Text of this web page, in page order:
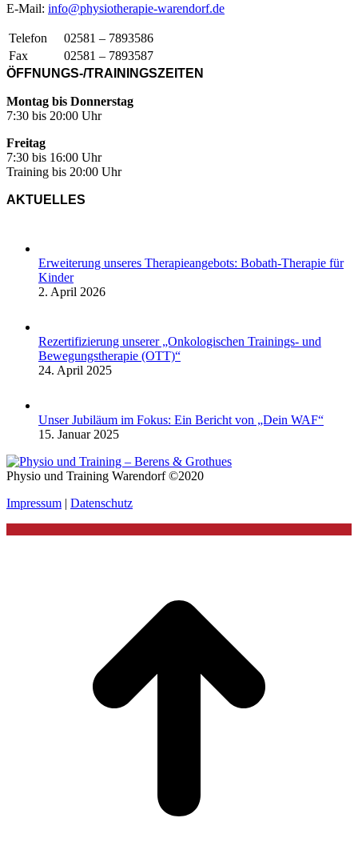
E-Mail: info@physiotherapie-warendorf.de
Telefon
02581 – 7893586
Fax
02581 – 7893587
ÖFFNUNGS-/TRAININGSZEITEN
Montag bis Donnerstag
7:30 bis 20:00 Uhr
Freitag
7:30 bis 16:00 Uhr
Training bis 20:00 Uhr
AKTUELLES
Erweiterung unseres Therapieangebots: Bobath-Therapie für
Kinder
2. April 2026
Rezertifizierung unserer „Onkologischen Trainings- und
Bewegungstherapie (OTT)“
24. April 2025
Unser Jubiläum im Fokus: Ein Bericht von „Dein WAF“
15. Januar 2025
Physio und Training Warendorf ©2020
Impressum | Datenschutz